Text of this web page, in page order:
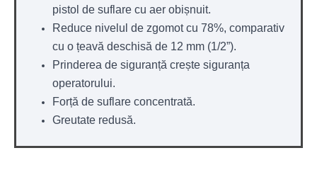
pistol de suflare cu aer obișnuit.
Reduce nivelul de zgomot cu 78%, comparativ
cu o țeavă deschisă de 12 mm (1/2”).
Prinderea de siguranță crește siguranța
operatorului.
Forță de suflare concentrată.
Greutate redusă.